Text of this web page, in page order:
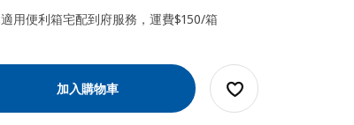
適用便利箱宅配到府服務，運費$150/箱
加入購物車